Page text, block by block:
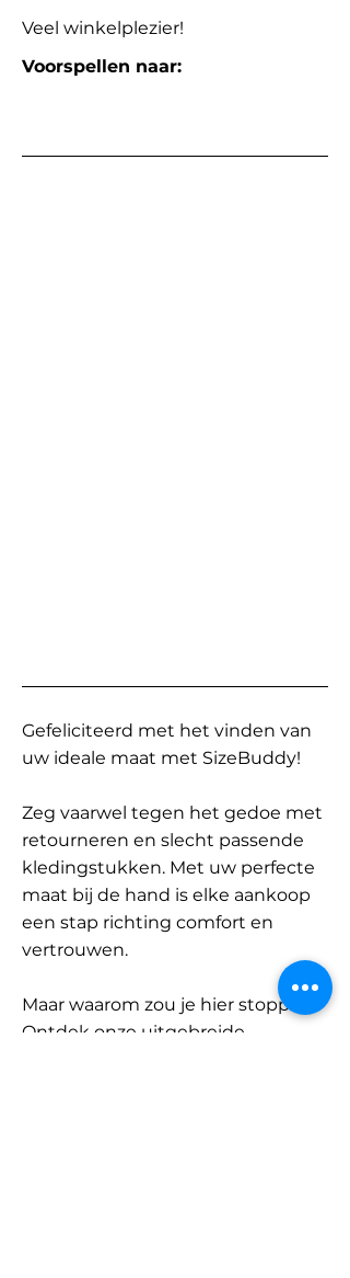
Veel winkelplezier!
Voorspellen naar:
Gefeliciteerd met het vinden van
uw ideale maat met SizeBuddy!
Zeg vaarwel tegen het gedoe met
retourneren en slecht passende
kledingstukken. Met uw perfecte
maat bij de hand is elke aankoop
een stap richting comfort en
vertrouwen.
Maar waarom zou je hier stoppen?
Ontdek onze uitgebreide